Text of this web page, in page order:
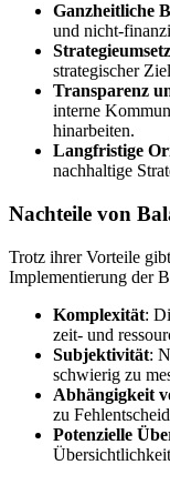
Ganzheitliche
und nicht-
strategischer
Transparenz
interne
hinarbeiten.
Langfristige
nachhaltige
Nachteile von
Trotz ihrer Vorteile
Implementierung der
Komplexität:
zeit- und
Subjektivität:
schwierig zu
Abhängigkeit
zu
Potenzielle